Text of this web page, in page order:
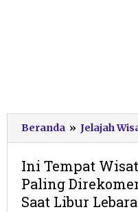
Beranda » Jelajah
Ini Tempat
Paling
Saat Libur